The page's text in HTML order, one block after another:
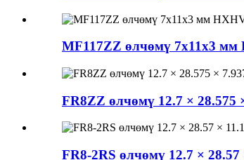
MF117ZZ өлчөмү 7x11x3 мм
FR8ZZ өлчөмү 12.7 × 28.575
FR8-2RS өлчөмү 12.7 ×